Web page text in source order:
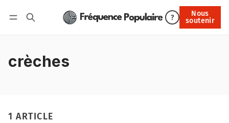
?
Nous
soutenir
Nous soutenir
crèches
1 ARTICLE